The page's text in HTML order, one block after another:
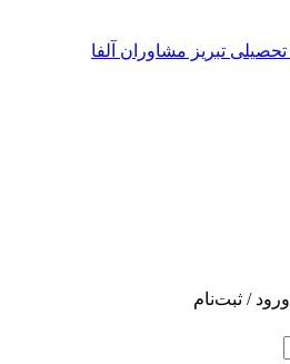
ورود / ثبت‌نام